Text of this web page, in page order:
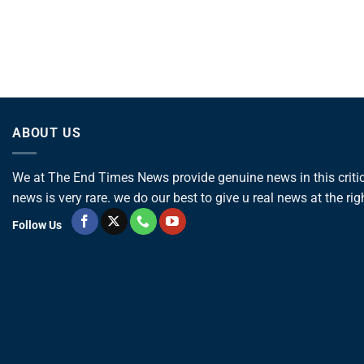
ABOUT US
We at The End Times News provide genuine news in this
news is very rare. we do our best to give u real news at the
Follow Us